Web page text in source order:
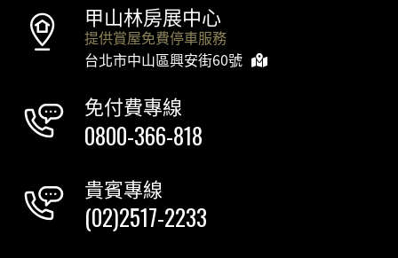
甲山林房展中心
提供賞屋免費停車服務
台北市中山區興安街60號
免付費專線
0800-366-818
貴賓專線
(02)2517-2233